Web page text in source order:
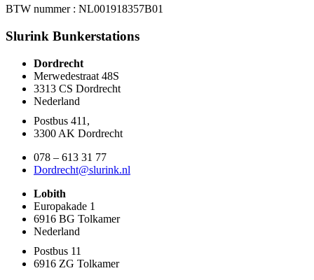
BTW nummer : NL001918357B01
Slurink Bunkerstations
Dordrecht
Merwedestraat 48S
3313 CS Dordrecht
Nederland
Postbus 411,
3300 AK Dordrecht
078 – 613 31 77
Dordrecht@slurink.nl
Lobith
Europakade 1
6916 BG Tolkamer
Nederland
Postbus 11
6916 ZG Tolkamer